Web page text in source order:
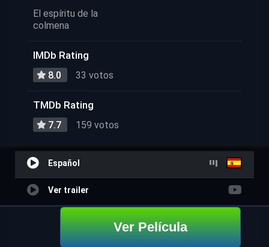
El espíritu de la
colmena
IMDb Rating
8.0 33 votos
TMDb Rating
7.7 159 votos
Español
Ver trailer
Ver Película